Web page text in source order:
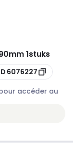
1stuks
6076227
accéder au